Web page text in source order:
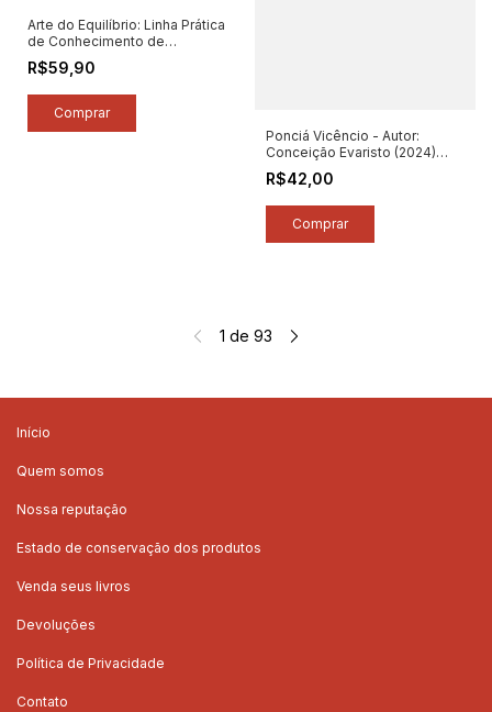
Arte do Equilíbrio: Linha Prática
de Conhecimento de
Empreender - Autor: Alcides
Melhado Filho (2022) [novo]
R$59,90
Ponciá Vicêncio - Autor:
Conceição Evaristo (2024)
[novo]
R$42,00
1 de 93
Início
Quem somos
Nossa reputação
Estado de conservação dos produtos
Venda seus livros
Devoluções
Política de Privacidade
Contato